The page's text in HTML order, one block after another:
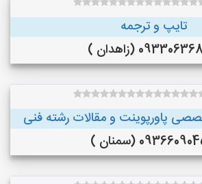
تایپ و ترجمه
(زاهدان )
پاورپوینت و مقالات رشته فنی
(سمنان )